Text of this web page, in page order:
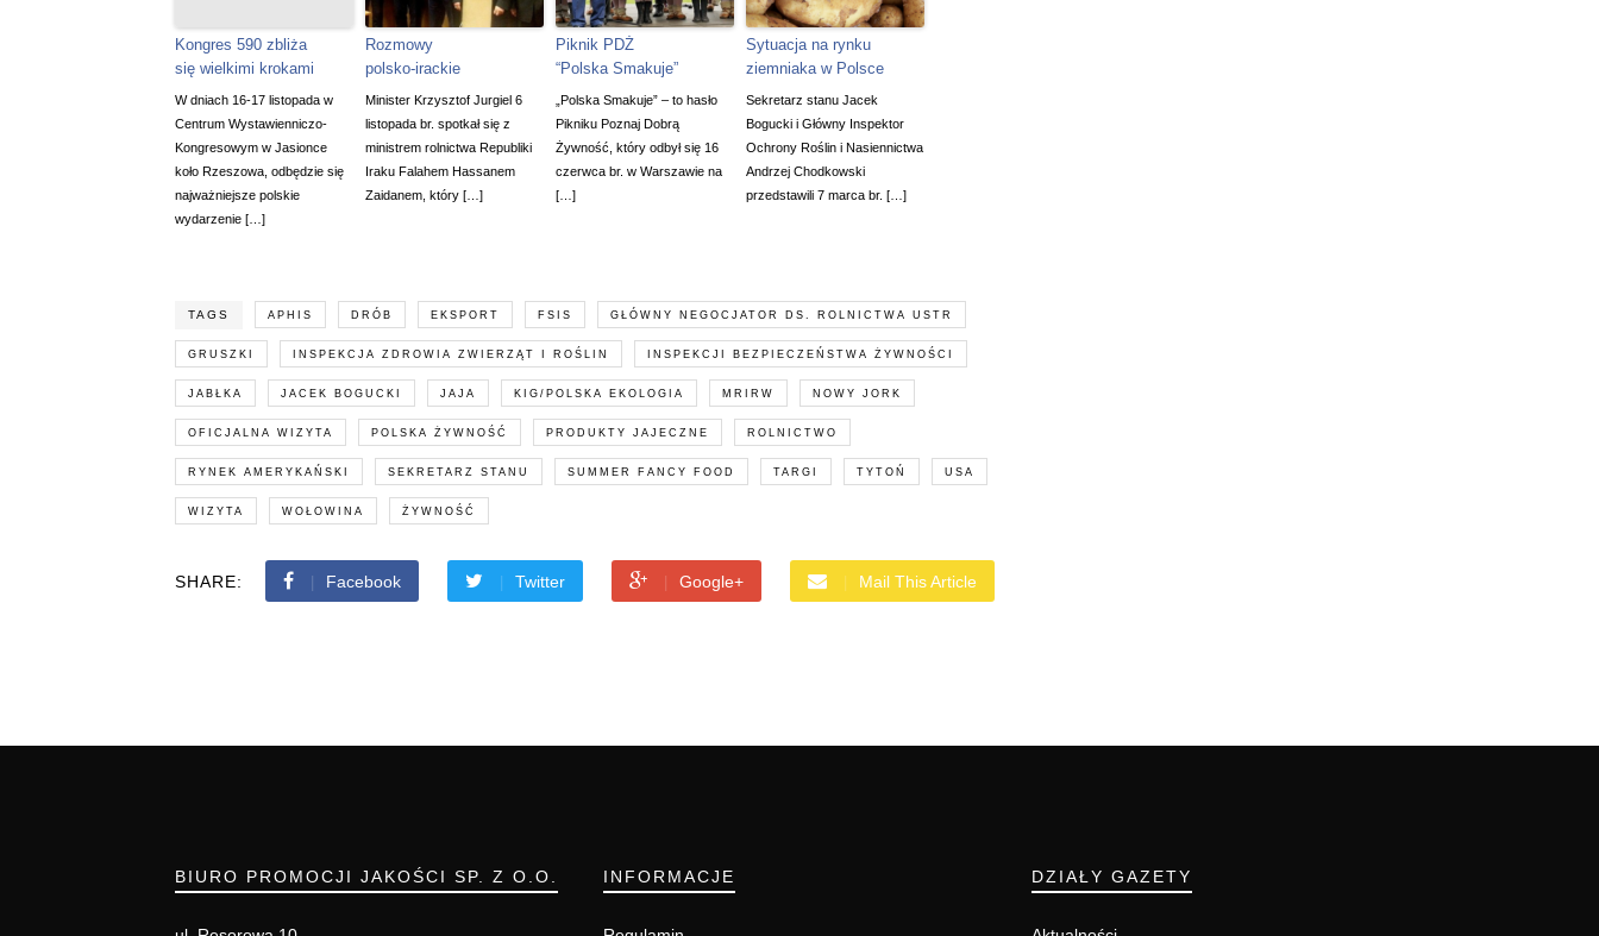
Kongres 590 zbliża
się wielkimi krokami
W dniach 16-17 listopada w
Centrum Wystawienniczo-
Kongresowym w Jasionce
koło Rzeszowa, odbędzie się
najważniejsze polskie
wydarzenie […]
Rozmowy
polsko-irackie
Minister Krzysztof Jurgiel 6
listopada br. spotkał się z
ministrem rolnictwa Republiki
Iraku Falahem Hassanem
Zaidanem, który […]
Piknik PDŻ
“Polska Smakuje”
„Polska Smakuje” – to hasło
Pikniku Poznaj Dobrą
Żywność, który odbył się 16
czerwca br. w Warszawie na
[…]
Sytuacja na rynku
ziemniaka w Polsce
Sekretarz stanu Jacek
Bogucki i Główny Inspektor
Ochrony Roślin i Nasiennictwa
Andrzej Chodkowski
przedstawili 7 marca br. […]
TAGS APHIS DRÓB EKSPORT FSIS GŁÓWNY NEGOCJATOR DS. ROLNICTWA USTR
GRUSZKI INSPEKCJA ZDROWIA ZWIERZĄT I ROŚLIN INSPEKCJI BEZPIECZEŃSTWA ŻYWNOŚCI
JABŁKA JACEK BOGUCKI JAJA KIG/POLSKA EKOLOGIA MRIRW NOWY JORK
OFICJALNA WIZYTA POLSKA ŻYWNOŚĆ PRODUKTY JAJECZNE ROLNICTWO
RYNEK AMERYKAŃSKI SEKRETARZ STANU SUMMER FANCY FOOD TARGI TYTOŃ USA
WIZYTA WOŁOWINA ŻYWNOŚĆ
SHARE: Facebook Twitter Google+ Mail This Article
BIURO PROMOCJI JAKOŚCI SP. Z O.O. INFORMACJE DZIAŁY GAZETY